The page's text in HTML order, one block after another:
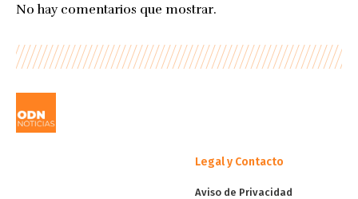
No hay comentarios que mostrar.
Legal y Contacto
Aviso de Privacidad